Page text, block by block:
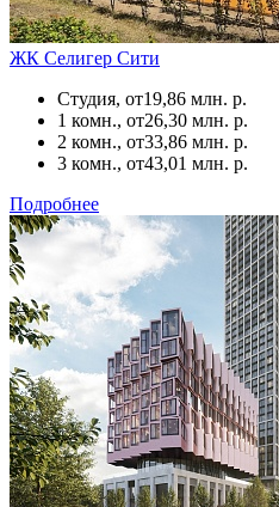
ЖК Селигер Сити
Студия, от19,86 млн. р.
1 комн., от26,30 млн. р.
2 комн., от33,86 млн. р.
3 комн., от43,01 млн. р.
Подробнее